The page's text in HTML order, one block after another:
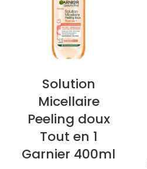
Solution
Micellaire
Peeling doux
Tout en 1
Garnier 400ml